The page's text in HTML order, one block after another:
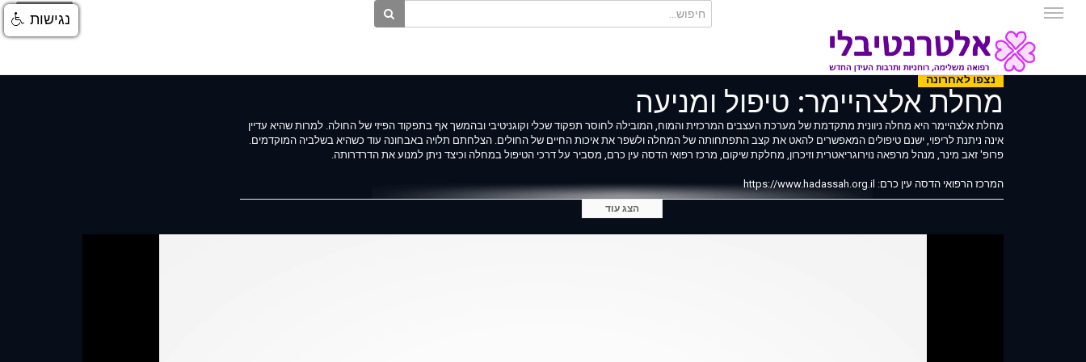
התחברות
נצפו לאחרונה
מחלת אלצהיימר: טיפול ומניעה
מחלת אלצהיימר היא מחלה ניוונית מתקדמת של מערכת העצבים המרכזית והמוח, המובילה לחוסר תפקוד שכלי וקוגניטיבי ובהמשך אף בתפקוד הפיזי של החולה. למרות שהיא עדיין
אינה ניתנת לריפוי, ישנם טיפולים המאפשרים להאט את קצב התפתחותה של המחלה ולשפר את איכות החיים של החולים. הצלחתם תלויה באבחונה עוד כשהיא בשלביה המוקדמים.
פרופ' זאב מינר, מנהל מרפאה נוירוגריאטרית וזיכרון, מחלקת שיקום, מרכז רפואי הדסה עין כרם, מסביר על דרכי הטיפול במחלה וכיצד ניתן למנוע את הדרדרותה.
המרכז הרפואי הדסה עין כרם: https://www.hadassah.org.il
הצג עוד
נגישות